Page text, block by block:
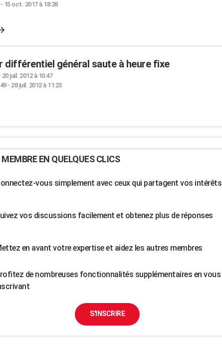
15 oct. 2017 à 18:28
différentiel général saute à heure fixe
20 juil. 2012 à 10:47
- 28 juil. 2012 à 11:23
EN QUELQUES CLICS
vous simplement avec ceux qui partagent vos intérêts
vos discussions facilement et obtenez plus de réponses
en avant votre expertise et aidez les autres membres
de nombreuses fonctionnalités supplémentaires en vous
S'INSCRIRE